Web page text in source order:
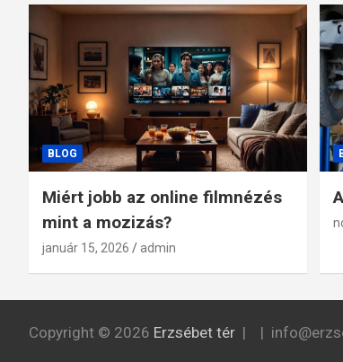
BLOG
Miért jobb az online filmnézés
mint a mozizás?
január 15, 2026 admin
Copyright © 2026 Erzsébet tér